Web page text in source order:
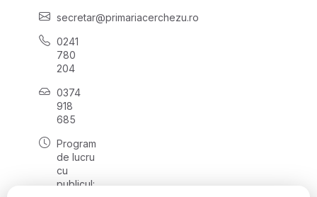
secretar@primariacerchezu.ro
0241
780
204
0374
918
685
Program
de lucru
cu
publicul: